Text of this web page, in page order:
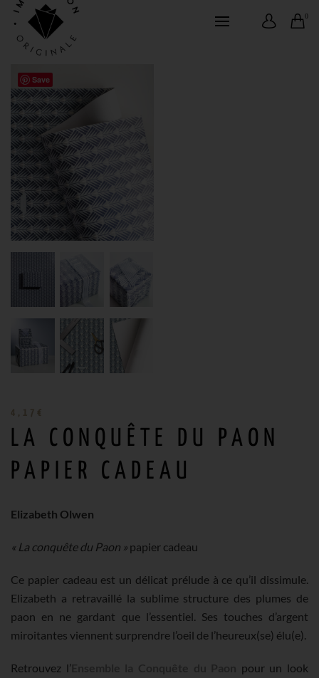
0
Save
4,17 €
LA CONQUÊTE DU PAON
PAPIER CADEAU
Elizabeth Olwen
« La conquête du Paon » papier cadeau
Ce papier cadeau est un délicat prélude à ce qu’il dissimule.
Elizabeth a retravaillé la sublime structure des plumes de
paon en ne gardant que l’essentiel. Ses touches d’argent
miroitantes viennent surprendre l’oeil de l’heureux(se) élu(e).
Retrouvez l’Ensemble la Conquête du Paon
pour un look